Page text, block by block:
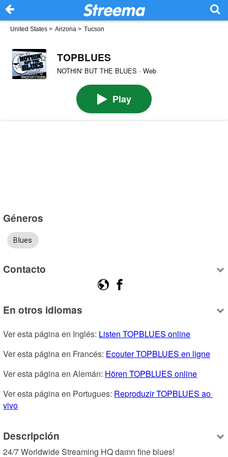
United States > Arizona > Tucson
TOPBLUES
NOTHIN' BUT THE BLUES · Web
Play
Géneros
Blues
Contacto
En otros idiomas
Ver esta página en Inglés: Listen TOPBLUES online
Ver esta página en Francés: Ecouter TOPBLUES en ligne
Ver esta página en Alemán: Hören TOPBLUES online
Ver esta página en Portugues: Reproduzir TOPBLUES ao
vivo
Descripción
24/7 Worldwide Streaming HQ damn fine blues!